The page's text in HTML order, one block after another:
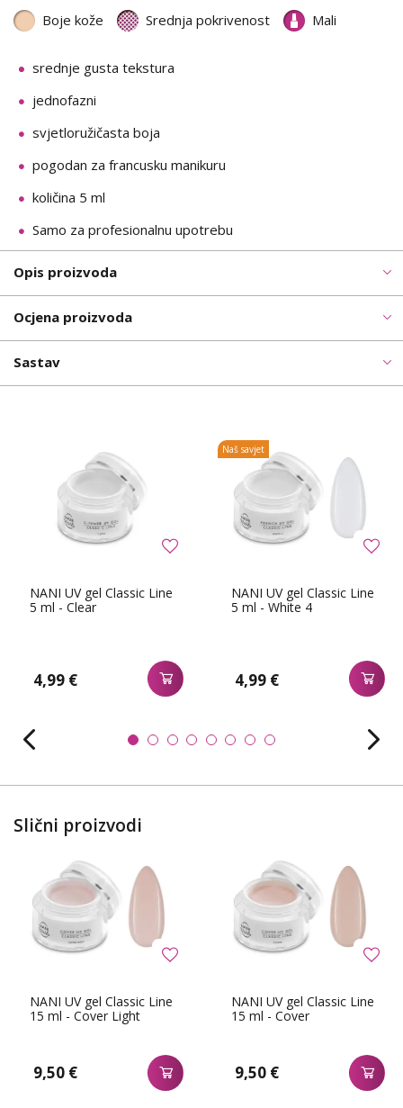
Boje kože Srednja pokrivenost Mali
srednje gusta tekstura
jednofazni
svjetloružičasta boja
pogodan za francusku manikuru
količina 5 ml
Samo za profesionalnu upotrebu
Opis proizvoda
Ocjena proizvoda
Sastav
NANI UV gel Classic Line
5 ml - Clear
4,99 €
NANI UV gel Classic Line
5 ml - White 4
4,99 €
Naš savjet
Slični proizvodi
NANI UV gel Classic Line
15 ml - Cover Light
9,50 €
NANI UV gel Classic Line
15 ml - Cover
9,50 €